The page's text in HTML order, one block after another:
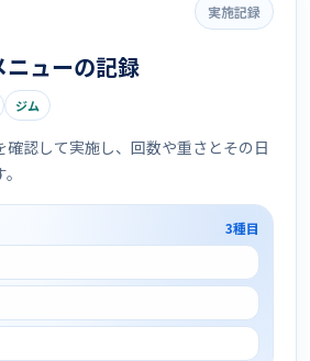
実施記録
ニューの記録
ジム
確認して実施し、回数や重さとその日
3種目